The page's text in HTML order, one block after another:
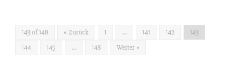
143 of 148 « Zurück 1 … 141 142
143
144
145 … 148 Weiter »